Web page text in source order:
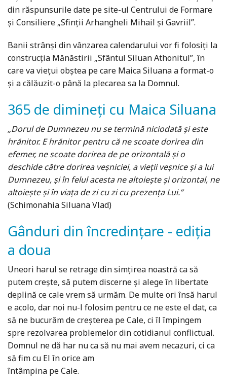
din răspunsurile date pe site-ul Centrului de Formare
și Consiliere „Sfinții Arhangheli Mihail și Gavriil”.
Banii strânși din vânzarea calendarului vor fi folosiți la
construcția Mănăstirii „Sfântul Siluan Athonitul”, în
care va viețui obștea pe care Maica Siluana a format-o
și a călăuzit-o până la plecarea sa la Domnul.
365 de dimineți cu Maica Siluana
„Dorul de Dumnezeu nu se termină niciodată și este
hrănitor. E hrănitor pentru că ne scoate dorirea din
efemer, ne scoate dorirea de pe orizontală și o
deschide către dorirea veșniciei, a vieții veșnice și a lui
Dumnezeu, și în felul acesta ne altoiește și orizontal, ne
altoiește și în viața de zi cu zi cu prezența Lui.”
(Schimonahia Siluana Vlad)
Gânduri din încredințare - ediția
a doua
Uneori harul se retrage din simțirea noastră ca să
putem crește, să putem discerne și alege în libertate
deplină ce cale vrem să urmăm. De multe ori însă harul
e acolo, dar noi nu-l folosim pentru ce ne este el dat, ca
să ne bucurăm de creșterea pe Cale, ci îl împingem
spre rezolvarea problemelor din cotidianul conflictual.
Domnul ne dă har nu ca să nu mai avem necazuri, ci ca
să fim cu El în orice am
întâmpina pe Cale.